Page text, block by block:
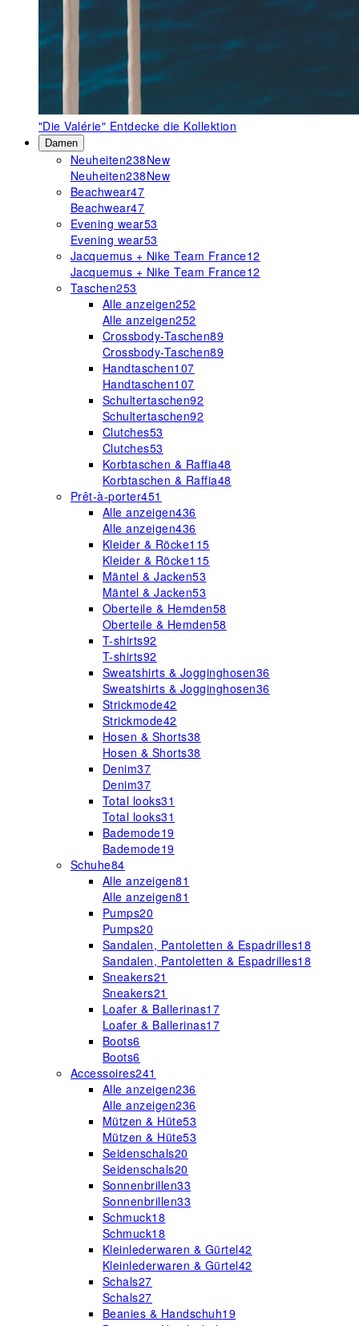
"Die Valérie" Entdecke die Kollektion
Damen
Neuheiten238New
Neuheiten238New
Beachwear47
Beachwear47
Evening wear53
Evening wear53
Jacquemus + Nike Team France12
Jacquemus + Nike Team France12
Taschen253
Alle anzeigen252
Alle anzeigen252
Crossbody-Taschen89
Crossbody-Taschen89
Handtaschen107
Handtaschen107
Schultertaschen92
Schultertaschen92
Clutches53
Clutches53
Korbtaschen & Raffia48
Korbtaschen & Raffia48
Prêt-à-porter451
Alle anzeigen436
Alle anzeigen436
Kleider & Röcke115
Kleider & Röcke115
Mäntel & Jacken53
Mäntel & Jacken53
Oberteile & Hemden58
Oberteile & Hemden58
T-shirts92
T-shirts92
Sweatshirts & Jogginghosen36
Sweatshirts & Jogginghosen36
Strickmode42
Strickmode42
Hosen & Shorts38
Hosen & Shorts38
Denim37
Denim37
Total looks31
Total looks31
Bademode19
Bademode19
Schuhe84
Alle anzeigen81
Alle anzeigen81
Pumps20
Pumps20
Sandalen, Pantoletten & Espadrilles18
Sandalen, Pantoletten & Espadrilles18
Sneakers21
Sneakers21
Loafer & Ballerinas17
Loafer & Ballerinas17
Boots6
Boots6
Accessoires241
Alle anzeigen236
Alle anzeigen236
Mützen & Hüte53
Mützen & Hüte53
Seidenschals20
Seidenschals20
Sonnenbrillen33
Sonnenbrillen33
Schmuck18
Schmuck18
Kleinlederwaren & Gürtel42
Kleinlederwaren & Gürtel42
Schals27
Schals27
Beanies & Handschuh19